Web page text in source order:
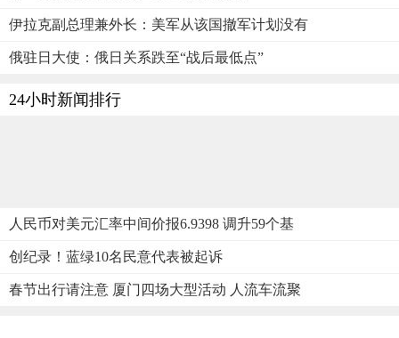
伊拉克副总理兼外长：美军从该国撤军计划没有
俄驻日大使：俄日关系跌至“战后最低点”
24小时新闻排行
人民币对美元汇率中间价报6.9398 调升59个基
创纪录！蓝绿10名民意代表被起诉
春节出行请注意 厦门四场大型活动 人流车流聚